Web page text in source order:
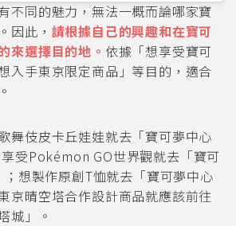
不同的魅力，無法一概而論哪家寶
因此， 請根據自己的興趣和在寶可
來選擇目的地。 依據「想享受寶可
入手東京限定商品」等目的，適合
舞伎皮卡丘娃娃就去「寶可夢中心
受Pokémon GO世界觀就去「寶可
想製作原創T恤就去「寶可夢中心
京晴空塔合作設計商品就應該前往
城」。